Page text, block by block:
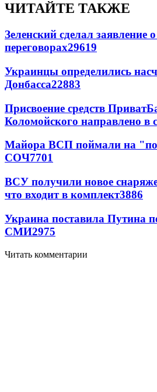
ЧИТАЙТЕ ТАКЖЕ
Зеленский сделал заявление
переговорах29619
Украинцы определились
Донбасса22883
Присвоение средств
Коломойского направлено в
Майора ВСП поймали на
СОЧ7701
ВСУ получили новое
что входит в комплект3886
Украина поставила Путина
СМИ2975
Читать комментарии